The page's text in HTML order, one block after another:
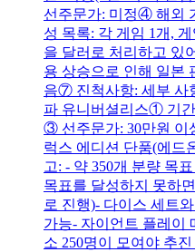
선주문가: 미정④ 해외
성 목록: 각 게임 1개,
을 달러로 처리하고 있
용 상승으로 인해 일본
음⑦ 진척사항: 세부 사
파 유니버셜리스① 기
③ 선주문가: 30만원
럭스 에디션 단품(에드
고: - 약 350개 분량 목
목표를 달성하지 못하
로 진행)- 다이스 세트
가능- 자이언트 플레이
소 250명이 모여야 추